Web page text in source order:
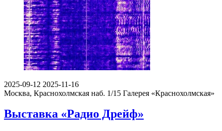
2025-09-12 2025-11-16
Москва, Краснохолмская наб. 1/15 Галерея «Краснохолмская»
Выставка «Радио Дрейф»